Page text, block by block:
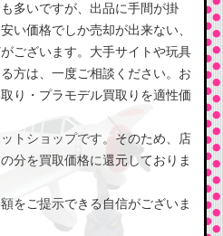
多いですが、出品に手間が掛
い価格でしか売却が出来ない、
ございます。大手サイトや玩具
方は、一度ご相談ください。お
り・プラモデル買取りを適性価
トショップです。そのため、店
分を買取価格に還元しておりま
をご提示できる自信がございま